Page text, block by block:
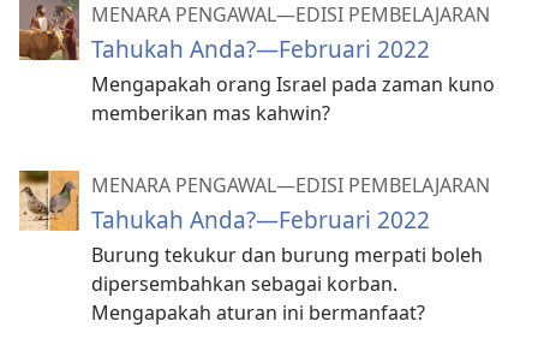
MENARA PENGAWAL—EDISI PEMBELAJARAN
Tahukah Anda?​—Februari 2022
Mengapakah orang Israel pada zaman kuno
memberikan mas kahwin?
MENARA PENGAWAL—EDISI PEMBELAJARAN
Tahukah Anda?​—Februari 2022
Burung tekukur dan burung merpati boleh
dipersembahkan sebagai korban.
Mengapakah aturan ini bermanfaat?